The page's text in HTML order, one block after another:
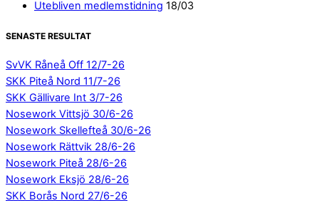
Utebliven medlemstidning 18/03
SENASTE RESULTAT
SvVK Råneå Off 12/7-26
SKK Piteå Nord 11/7-26
SKK Gällivare Int 3/7-26
Nosework Vittsjö 30/6-26
Nosework Skellefteå 30/6-26
Nosework Rättvik 28/6-26
Nosework Piteå 28/6-26
Nosework Eksjö 28/6-26
SKK Borås Nord 27/6-26